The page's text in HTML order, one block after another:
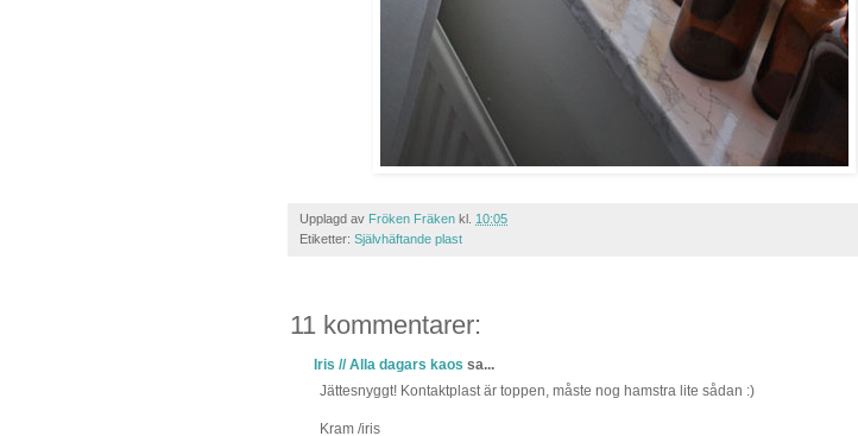
Upplagd av Fröken Fräken kl. 10:05
Etiketter: Självhäftande plast
11 kommentarer:
Iris // Alla dagars kaos sa...
Jättesnyggt! Kontaktplast är toppen, måste nog hamstra lite sådan :)
Kram /iris